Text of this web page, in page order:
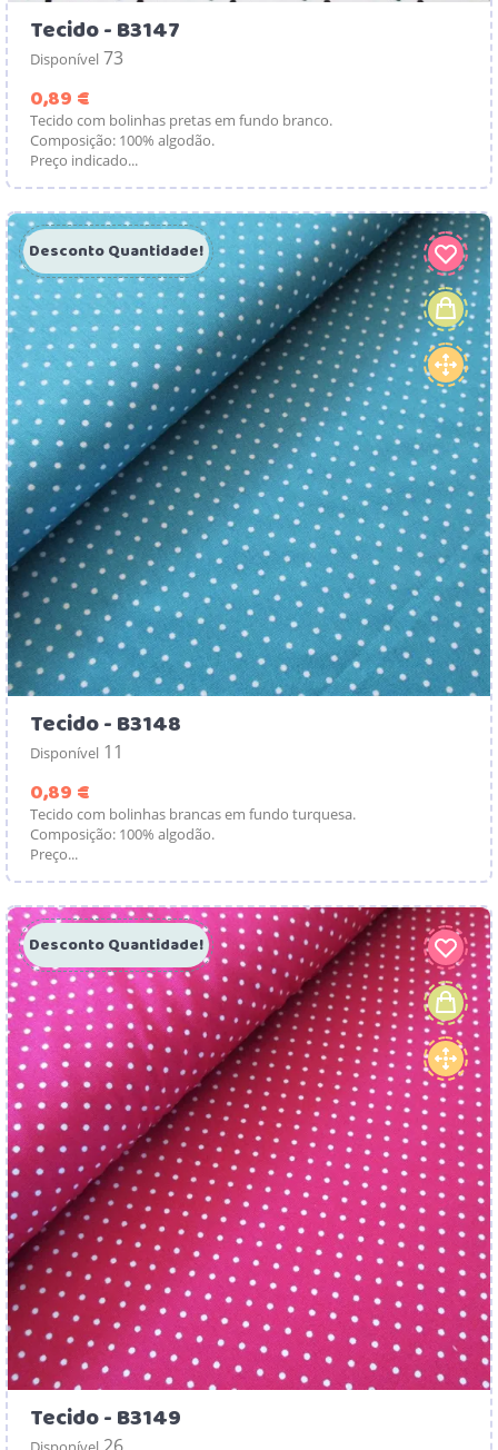
Tecido - B3147
Disponível 73
0,89 €
Tecido com bolinhas pretas em fundo branco.
Composição: 100% algodão.
Preço indicado...
Desconto Quantidade!
Tecido - B3148
Disponível 11
0,89 €
Tecido com bolinhas brancas em fundo turquesa.
Composição: 100% algodão.
Preço...
Desconto Quantidade!
Tecido - B3149